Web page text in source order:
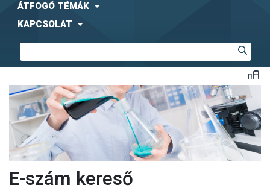
ÁTFOGÓ TÉMÁK
KAPCSOLAT
E-szám kereső